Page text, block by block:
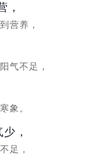
，
营养，
气不足，
象。
，
足，